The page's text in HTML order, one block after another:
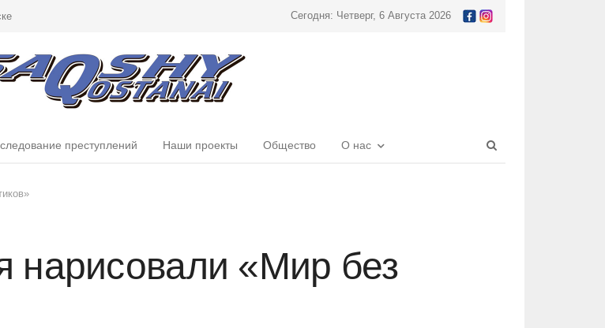
Сегодня: Четверг, 6 Августа 2026
преступлений Наши проекты Общество О нас
нарисовали «Мир без